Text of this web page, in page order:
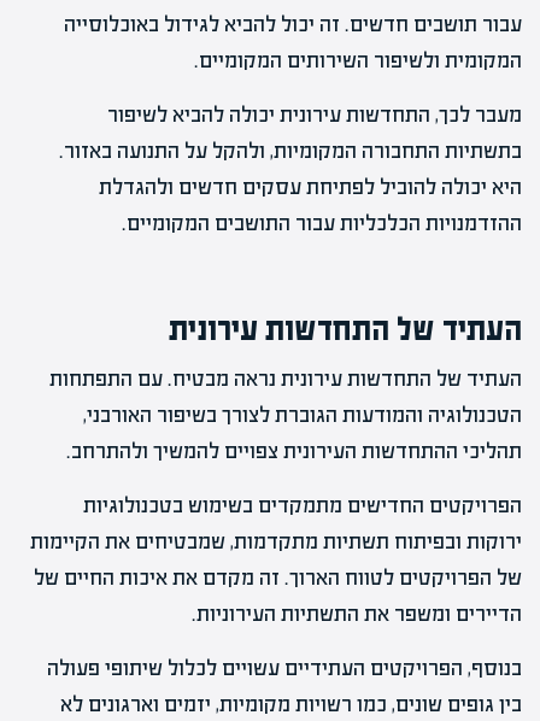
עבור תושבים חדשים. זה יכול להביא לגידול באוכלוסייה
המקומית ולשיפור השירותים המקומיים.
מעבר לכך, התחדשות עירונית יכולה להביא לשיפור
בתשתיות התחבורה המקומיות, ולהקל על התנועה באזור.
היא יכולה להוביל לפתיחת עסקים חדשים ולהגדלת
ההזדמנויות הכלכליות עבור התושבים המקומיים.
העתיד של התחדשות עירונית
העתיד של התחדשות עירונית נראה מבטיח. עם התפתחות
הטכנולוגיה והמודעות הגוברת לצורך בשיפור האורבני,
תהליכי ההתחדשות העירונית צפויים להמשיך ולהתרחב.
הפרויקטים החדישים מתמקדים בשימוש בטכנולוגיות
ירוקות ובפיתוח תשתיות מתקדמות, שמבטיחים את הקיימות
של הפרויקטים לטווח הארוך. זה מקדם את איכות החיים של
הדיירים ומשפר את התשתיות העירוניות.
בנוסף, הפרויקטים העתידיים עשויים לכלול שיתופי פעולה
בין גופים שונים, כמו רשויות מקומיות, יזמים וארגונים לא